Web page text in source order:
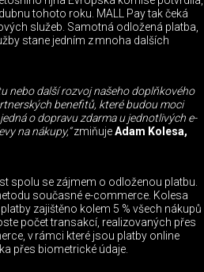
tohoto roku. MALL Pay tak čeká
služeb. Samotná odložená platba,
stane jedním z mnoha dalších
nebo další rozvoj našeho doplňkového
benefitů, které budou moci
o dopravu zdarma u jednotlivých e-
na nákupy,“zmiňujeAdam Kolesa,
spolu se zájmem o odloženou platbu.
současné e-commerce. Kolesa
zajištěno kolem 5 % všech nákupů
počet transakcí, realizovaných přes
v rámci které jsou platby online
přes biometrické údaje.